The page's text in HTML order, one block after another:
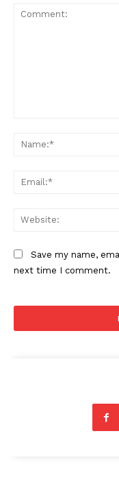
Save my name,
next time I comment.